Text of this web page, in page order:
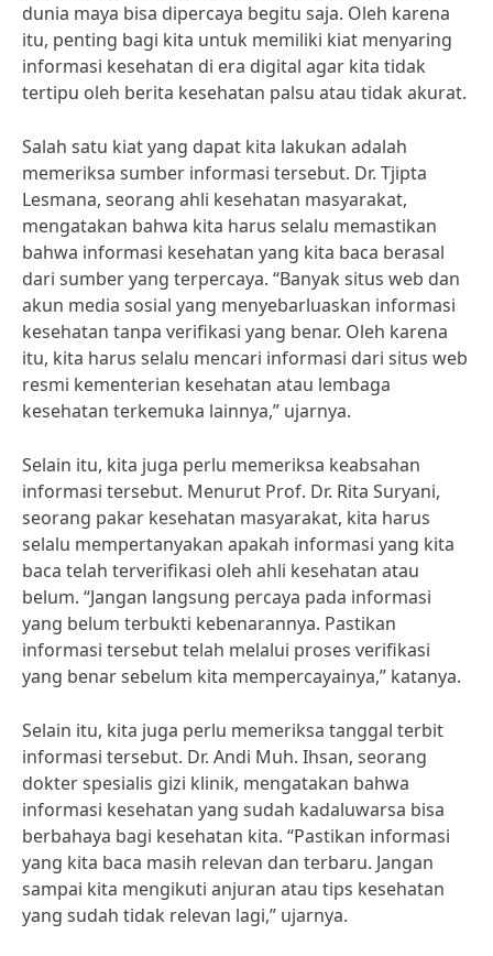
dunia maya bisa dipercaya begitu saja. Oleh karena
itu, penting bagi kita untuk memiliki kiat menyaring
informasi kesehatan di era digital agar kita tidak
tertipu oleh berita kesehatan palsu atau tidak akurat.
Salah satu kiat yang dapat kita lakukan adalah
memeriksa sumber informasi tersebut. Dr. Tjipta
Lesmana, seorang ahli kesehatan masyarakat,
mengatakan bahwa kita harus selalu memastikan
bahwa informasi kesehatan yang kita baca berasal
dari sumber yang terpercaya. “Banyak situs web dan
akun media sosial yang menyebarluaskan informasi
kesehatan tanpa verifikasi yang benar. Oleh karena
itu, kita harus selalu mencari informasi dari situs web
resmi kementerian kesehatan atau lembaga
kesehatan terkemuka lainnya,” ujarnya.
Selain itu, kita juga perlu memeriksa keabsahan
informasi tersebut. Menurut Prof. Dr. Rita Suryani,
seorang pakar kesehatan masyarakat, kita harus
selalu mempertanyakan apakah informasi yang kita
baca telah terverifikasi oleh ahli kesehatan atau
belum. “Jangan langsung percaya pada informasi
yang belum terbukti kebenarannya. Pastikan
informasi tersebut telah melalui proses verifikasi
yang benar sebelum kita mempercayainya,” katanya.
Selain itu, kita juga perlu memeriksa tanggal terbit
informasi tersebut. Dr. Andi Muh. Ihsan, seorang
dokter spesialis gizi klinik, mengatakan bahwa
informasi kesehatan yang sudah kadaluwarsa bisa
berbahaya bagi kesehatan kita. “Pastikan informasi
yang kita baca masih relevan dan terbaru. Jangan
sampai kita mengikuti anjuran atau tips kesehatan
yang sudah tidak relevan lagi,” ujarnya.